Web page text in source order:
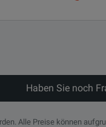
Haben Sie noch
Alle Preise können